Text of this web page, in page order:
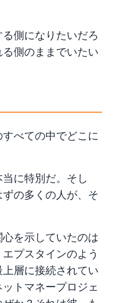
側になりたいだろ
側のままでいたい
べての中でどこに
に特別だ。そし
の多くの人が、そ
を示していたのは
プスタインのよう
層に接続されてい
トマネープロジェ